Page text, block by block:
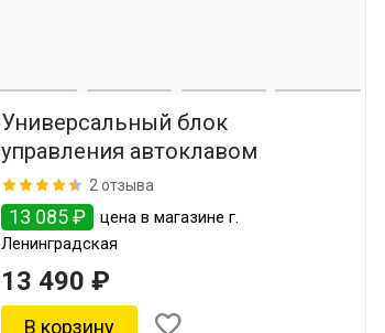
Универсальный блок
управления автоклавом
2 отзыва
13 085 ₽
цена в магазине г.
Ленинградская
13 490 ₽